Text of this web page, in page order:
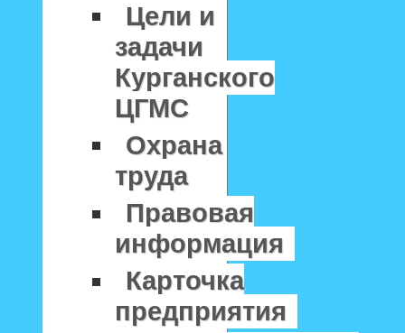
Цели и
задачи
Курганского
ЦГМС
Охрана
труда
Правовая
информация
Карточка
предприятия